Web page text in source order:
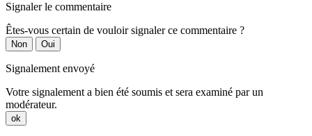
Signaler le commentaire
Êtes-vous certain de vouloir signaler ce commentaire ?
Non Oui
Signalement envoyé
Votre signalement a bien été soumis et sera examiné par un
modérateur.
ok